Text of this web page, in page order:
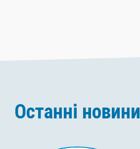
Останні новини